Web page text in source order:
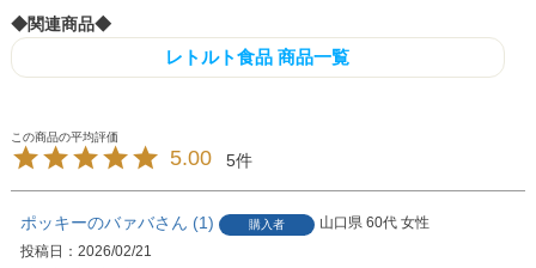
◆関連商品◆
レトルト食品 商品一覧
5.00 5
ポッキーのバァバ 1 購入者 山口県 60代 女性
投稿日
2026/02/21